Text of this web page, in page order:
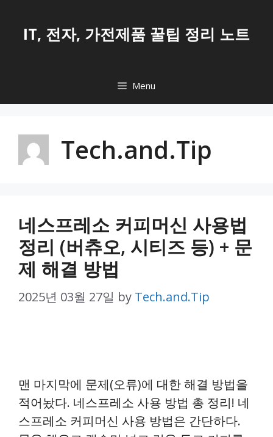
content
IT, 전자, 가전제품 꿀팁 정리 노트
Menu
Tech.and.Tip
네스프레소 커피머신 사용법
정리 (버츄오, 시티즈 등) + 문
제 해결 방법
2025년 03월 27일 by Tech.and.Tip
맨 마지막에 문제(오류)에 대한 해결 방법을
적어놨다. 네스프레소 사용 방법 총 정리! 네
스프레소 커피머신 사용 방법은 간단하다.